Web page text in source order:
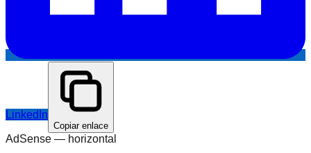
LinkedIn
Copiar enlace
AdSense — horizontal